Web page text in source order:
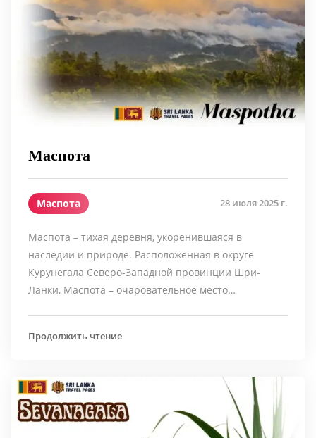
Маспота
Маспота 28 июля 2025 г.
Маспота – тихая деревня, укоренившаяся в
наследии и природе. Расположенная в округе
Курунегала Северо-Западной провинции Шри-
Ланки, Маспота – очаровательное место…
Продолжить чтение